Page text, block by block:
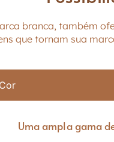
branca, também
que tornam sua
Cor
Uma ampla gama